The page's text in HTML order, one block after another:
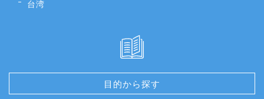
台湾
目的から探す